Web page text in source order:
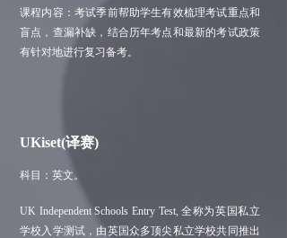
课程内容：考试季前帮助学生有效梳理考试重点和
盲点，查漏补缺，结合历年考点和最新的考试政策
有针对地进行复习备考。
UKiset(译赛)
科目：英文。
UK Independent Schools Entry Test, 全称为英国私立
学校入学测试，由英国众多顶尖私立学校共同推出